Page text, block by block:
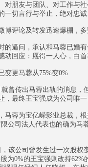
对朋友与团队、对工作与
一切言行与举止，绝对忠
评论及转发迅速爆棚，多
逼问，承认和马蓉已婚有
动回应：愿得一人心，白首
更马蓉从75%变0%
传出马蓉出轨的消息，
，最终王宝强成为公司唯
蓉为宝亿嵘影业总裁，根
公司法人代表也的确为
公司曾发生过一次股权
为0%的王宝强则改持